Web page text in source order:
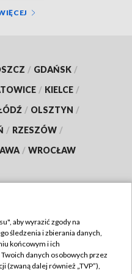
/ GDAŃSK /
/ KIELCE /
/ OLSZTYN /
/ RZESZÓW /
/ WROCŁAW
TVP
aby wyrazić zgody na
śledzenia i zbierania danych,
końcowym i ich
danych osobowych przez
(zwaną dalej również „TVP”),